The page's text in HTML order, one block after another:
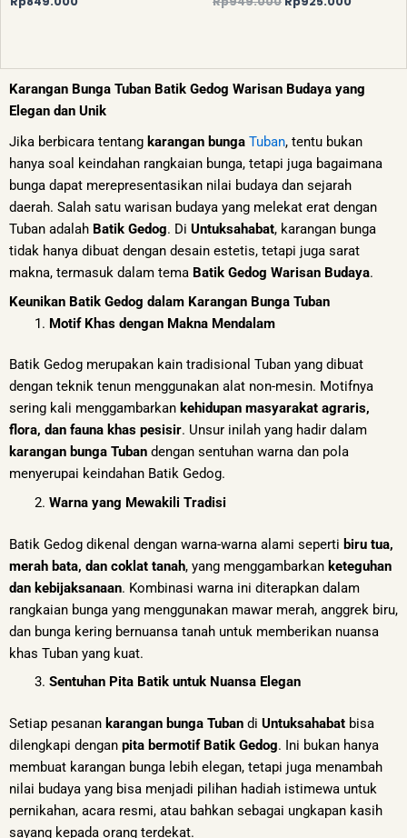
Karangan Bunga Tuban Batik Gedog Warisan Budaya yang
Elegan dan Unik
Jika berbicara tentang karangan bunga Tuban, tentu bukan
hanya soal keindahan rangkaian bunga, tetapi juga bagaimana
bunga dapat merepresentasikan nilai budaya dan sejarah
daerah. Salah satu warisan budaya yang melekat erat dengan
Tuban adalah Batik Gedog. Di Untuksahabat, karangan bunga
tidak hanya dibuat dengan desain estetis, tetapi juga sarat
makna, termasuk dalam tema Batik Gedog Warisan Budaya.
Keunikan Batik Gedog dalam Karangan Bunga Tuban
Motif Khas dengan Makna Mendalam
Batik Gedog merupakan kain tradisional Tuban yang dibuat
dengan teknik tenun menggunakan alat non-mesin. Motifnya
sering kali menggambarkan kehidupan masyarakat agraris,
flora, dan fauna khas pesisir. Unsur inilah yang hadir dalam
karangan bunga Tuban dengan sentuhan warna dan pola
menyerupai keindahan Batik Gedog.
Warna yang Mewakili Tradisi
Batik Gedog dikenal dengan warna-warna alami seperti biru tua,
merah bata, dan coklat tanah, yang menggambarkan keteguhan
dan kebijaksanaan. Kombinasi warna ini diterapkan dalam
rangkaian bunga yang menggunakan mawar merah, anggrek biru,
dan bunga kering bernuansa tanah untuk memberikan nuansa
khas Tuban yang kuat.
Sentuhan Pita Batik untuk Nuansa Elegan
Setiap pesanan karangan bunga Tuban di Untuksahabat bisa
dilengkapi dengan pita bermotif Batik Gedog. Ini bukan hanya
membuat karangan bunga lebih elegan, tetapi juga menambah
nilai budaya yang bisa menjadi pilihan hadiah istimewa untuk
pernikahan, acara resmi, atau bahkan sebagai ungkapan kasih
sayang kepada orang terdekat.